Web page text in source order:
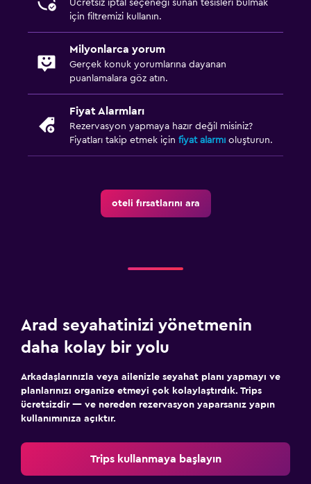
Ücretsiz iptal seçeneği sunan tesisleri bulmak
için filtremizi kullanın.
Milyonlarca yorum
Gerçek konuk yorumlarına dayanan
puanlamalara göz atın.
Fiyat Alarmları
Rezervasyon yapmaya hazır değil misiniz?
Fiyatları takip etmek için fiyat alarmı oluşturun.
oteli fırsatlarını ara
Arad seyahatinizi yönetmenin
daha kolay bir yolu
Arkadaşlarınızla veya ailenizle seyahat planı yapmayı ve
planlarınızı organize etmeyi çok kolaylaştırdık. Trips
ücretsizdir — ve nereden rezervasyon yaparsanız yapın
kullanımınıza açıktır.
Trips kullanmaya başlayın